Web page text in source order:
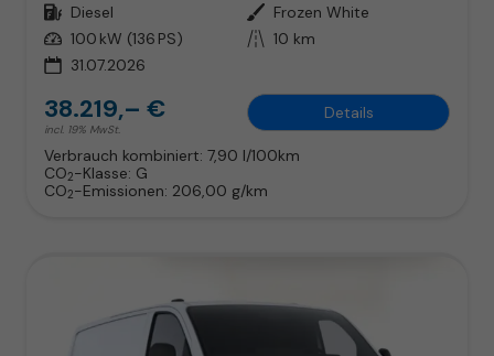
Kraftstoff Diesel Außenfarbe Frozen White
Leistung 100 kW (136 PS) Kilometerstand 10 km
31.07.2026
38.219,– €
incl. 19% MwSt.
Details
Verbrauch kombiniert: 7,90 l/100km
CO2-Klasse: G
CO2-Emissionen: 206,00 g/km